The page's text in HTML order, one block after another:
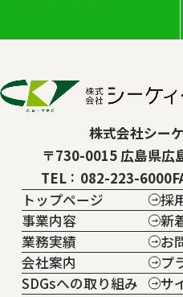
株式会社シー
〒730-0015 広島県広
TEL
082-223-6000
トップページ
事業内容
業務実績
会社案内
SDGsへの取り組み
採
新
お
プ
サ